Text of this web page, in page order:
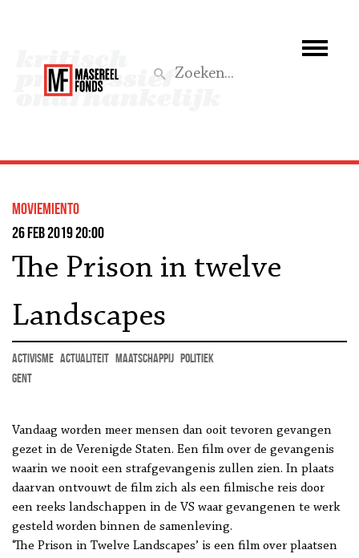
Wat we doen
Aktief
moviemiento
26 feb 2019 20:00
The Prison in twelve
Landscapes
activisme actualiteit maatschappij politiek
Gent
Vandaag worden meer mensen dan ooit tevoren gevangen
gezet in de Verenigde Staten. Een film over de gevangenis
waarin we nooit een strafgevangenis zullen zien. In plaats
daarvan ontvouwt de film zich als een filmische reis door
een reeks landschappen in de VS waar gevangenen te werk
gesteld worden binnen de samenleving.
‘The Prison in Twelve Landscapes’ is een film over plaatsen